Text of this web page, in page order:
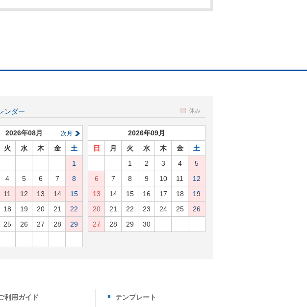
ンダー 休み
2026年08月 次月
火 水 木 金
土
1
4 5 6 7
8
11 12 13 14
15
18 19 20 21
22
25 26 27 28
29
2026年09月
日
月 火 水 木 金
土
1
2 3 4
5
6
7 8 9 10 11
12
13
14 15 16 17 18
19
20
21 22 23 24 25
26
27
28 29 30
利用ガイド テンプレート